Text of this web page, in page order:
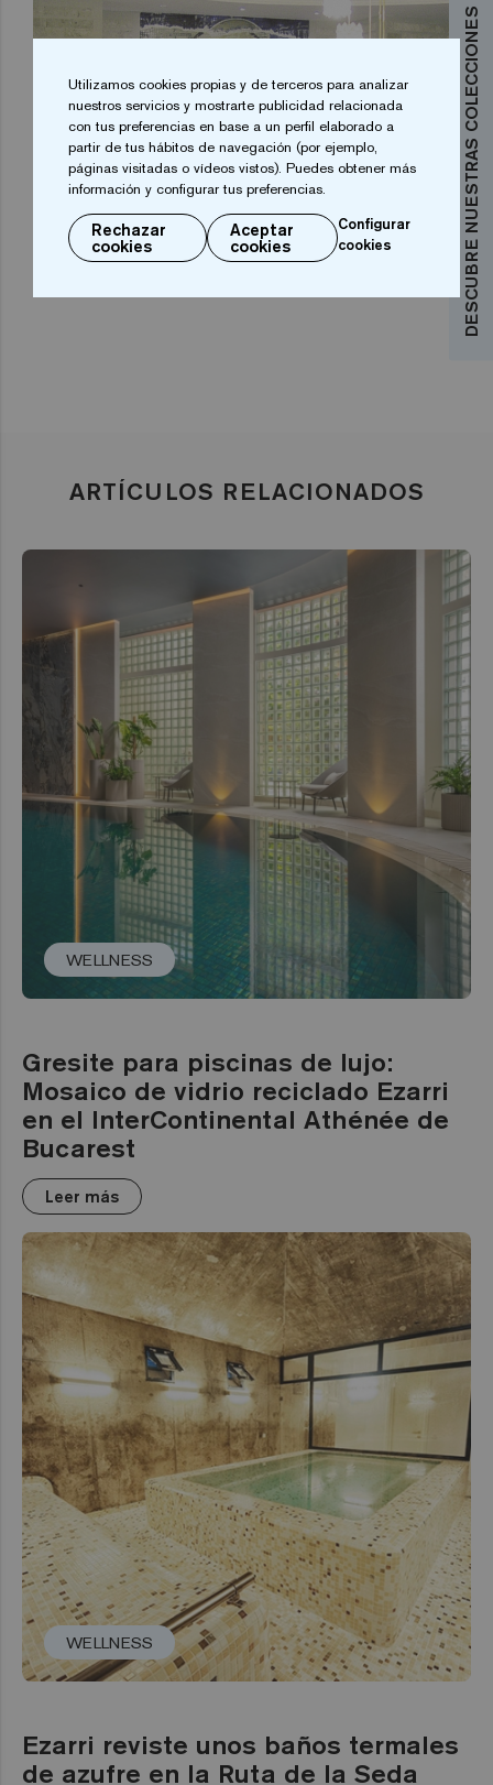
DESCUBRE NUESTRAS COLECCIONES
ARTÍCULOS RELACIONADOS
WELLNESS
Gresite para piscinas de lujo:
Mosaico de vidrio reciclado Ezarri
en el InterContinental Athénée de
Bucarest
Leer más
WELLNESS
Ezarri reviste unos baños termales
de azufre en la Ruta de la Seda
Utilizamos cookies propias y de terceros para analizar
nuestros servicios y mostrarte publicidad relacionada
con tus preferencias en base a un perfil elaborado a
partir de tus hábitos de navegación (por ejemplo,
páginas visitadas o vídeos vistos). Puedes obtener más
información y configurar tus preferencias.
Rechazar
cookies
Aceptar
cookies
Configurar
cookies